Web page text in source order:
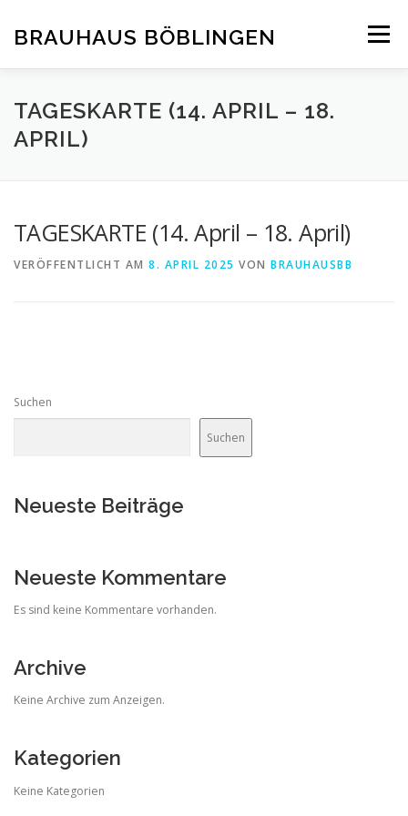
springen
BRAUHAUS BÖBLINGEN Menü
TAGESKARTE (14. APRIL – 18.
APRIL)
TAGESKARTE (14. April – 18. April)
VERÖFFENTLICHT AM 8. APRIL 2025 VON BRAUHAUSBB
Suchen
Suchen
Neueste Beiträge
Neueste Kommentare
Es sind keine Kommentare vorhanden.
Archive
Keine Archive zum Anzeigen.
Kategorien
Keine Kategorien